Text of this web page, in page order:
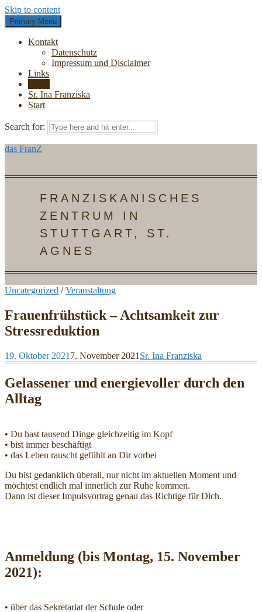
Skip to content
Primary Menu
Kontakt
Datenschutz
Impressum und Disclaimer
Links
Sr. Ina Franziska
Start
Search for:
das FranZ
FRANZISKANISCHES
ZENTRUM IN
STUTTGART, ST.
AGNES
Uncategorized /Veranstaltung
Frauenfrühstück – Achtsamkeit zur
Stressreduktion
19. Oktober 2021 7. November 2021 Sr. Ina Franziska
Gelassener und energievoller durch den
Alltag
• Du hast tausend Dinge gleichzeitig im Kopf
• bist immer beschäftigt
• das Leben rauscht gefühlt an Dir vorbei
Du bist gedanklich überall, nur nicht im aktuellen Moment und
möchtest endlich mal innerlich zur Ruhe kommen.
Dann ist dieser Impulsvortrag genau das Richtige für Dich.
Anmeldung (bis Montag, 15. November
2021):
• über das Sekretariat der Schule oder